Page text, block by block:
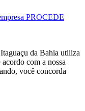
da Bahia utiliza
com a nossa
você concorda